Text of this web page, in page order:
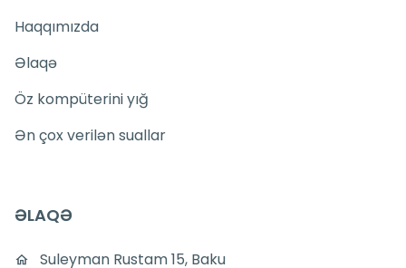
Haqqımızda
Əlaqə
Öz kompüterini yığ
Ən çox verilən suallar
ƏLAQƏ
Suleyman Rustam 15, Baku